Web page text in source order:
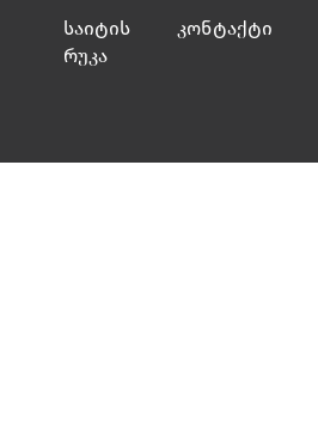
საიტის
რუკა
კონტაქტი